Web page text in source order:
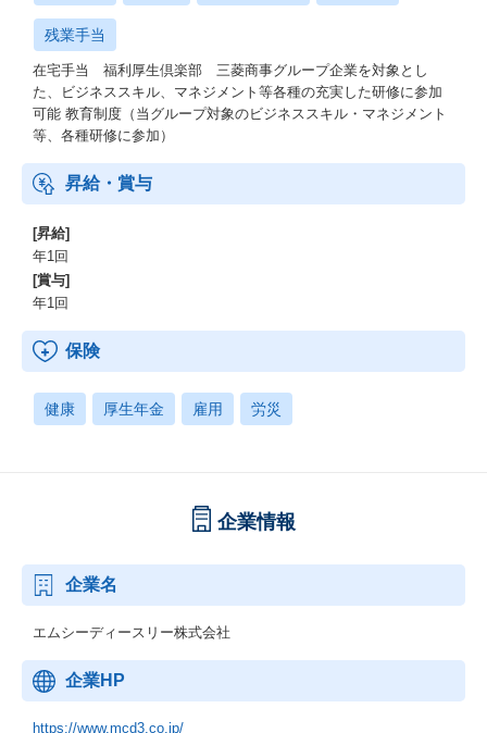
残業手当
在宅⼿当 福利厚生倶楽部 三菱商事グループ企業を対象とし
た、ビジネススキル、マネジメント等各種の充実した研修に参加
可能 教育制度（当グループ対象のビジネススキル・マネジメント
等、各種研修に参加）
昇給・賞与
[昇給]
年1回
[賞与]
年1回
保険
健康 厚生年金 雇用 労災
企業情報
企業名
エムシーディースリー株式会社
企業HP
https://www.mcd3.co.jp/